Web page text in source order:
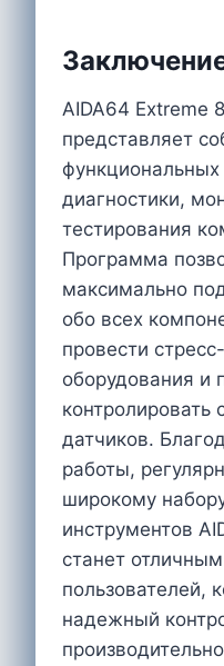
AIDA64 Extreme
представляет
диагностики,
тестирования
Программа
максимально
обо всех
провести
оборудования и
контролировать
датчиков.
работы,
широкому
инструментов
станет
пользователей,
надежный